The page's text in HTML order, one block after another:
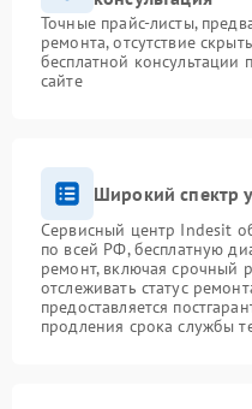
Точные прайс-листы,
ремонта, отсутствие
бесплатной
сайте
Широкий спектр
Сервисный центр Indesit
по всей РФ, бесплатную
ремонт, включая срочный
отслеживать статус
предоставляется
продления срока службы